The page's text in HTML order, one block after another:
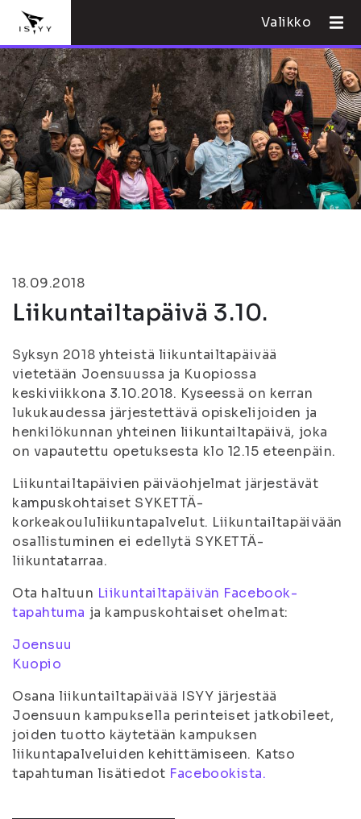
Valikko
18.09.2018
Liikuntailtapäivä 3.10.
Syksyn 2018 yhteistä liikuntailtapäivää
vietetään Joensuussa ja Kuopiossa
keskiviikkona 3.10.2018. Kyseessä on kerran
lukukaudessa järjestettävä opiskelijoiden ja
henkilökunnan yhteinen liikuntailtapäivä, joka
on vapautettu opetuksesta klo 12.15 eteenpäin.
Liikuntailtapäivien päiväohjelmat järjestävät
kampuskohtaiset SYKETTÄ-
korkeakoululiikuntapalvelut. Liikuntailtapäivään
osallistuminen ei edellytä SYKETTÄ-
liikuntatarraa.
Ota haltuun Liikuntailtapäivän Facebook-
tapahtuma ja kampuskohtaiset ohelmat:
Joensuu
Kuopio
Osana liikuntailtapäivää ISYY järjestää
Joensuun kampuksella perinteiset jatkobileet,
joiden tuotto käytetään kampuksen
liikuntapalveluiden kehittämiseen. Katso
tapahtuman lisätiedot Facebookista.